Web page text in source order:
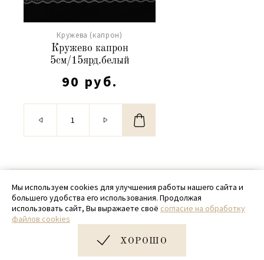
Кружева (капрон)
Кружево капрон
5см/15ярд.белый
90 руб.
© 2020 - 2026 SamPack
+ 7 (918) 699-97-87
zakaz@sampack.store
Дизайн и разработка сайта
Мы используем cookies для улучшения работы нашего сайта и
большего удобства его использования. Продолжая
использовать сайт, Вы выражаете своё согласие на обработку
файлов cookies
ХОРОШО